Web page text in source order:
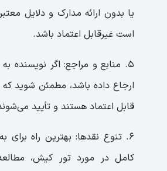
یا بدون ارائه مدارک و دلایل
است غیرقابل اعتماد باشد.
5. منابع و مراجع: اگر نویسنده
ارجاع داده باشد، مطمئن شوید که
قابل اعتماد هستند و تأیید
6. تنوع نقدها: بهترین راه
کامل در مورد تور کیش،